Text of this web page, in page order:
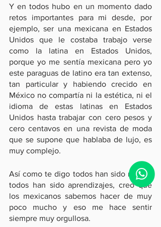
Y en todos hubo en un momento dado
retos importantes para mi desde, por
ejemplo, ser una mexicana en Estados
Unidos que le costaba trabajo verse
como la latina en Estados Unidos,
porque yo me sentía mexicana pero yo
este paraguas de latino era tan extenso,
tan particular y habiendo crecido en
México no compartía ni la estética, ni el
idioma de estas latinas en Estados
Unidos hasta trabajar con cero pesos y
cero centavos en una revista de moda
que se supone que hablaba de lujo, es
muy complejo.
Así como te digo todos han sido retos y
todos han sido aprendizajes, creo que
los mexicanos sabemos hacer de muy
poco mucho y eso me hace sentir
siempre muy orgullosa.